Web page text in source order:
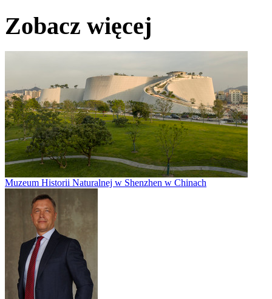
Zobacz więcej
Muzeum Historii Naturalnej w Shenzhen w Chinach